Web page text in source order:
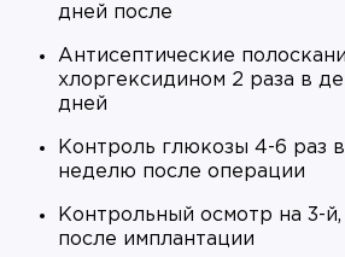
дней после
Антисептические
хлоргексидином 2 раза в
дней
Контроль глюкозы 4-6 раз
неделю после операции
Контрольный осмотр на 3-
после имплантации